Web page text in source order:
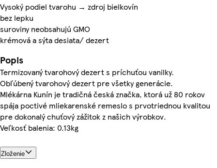
Vysoký podiel tvarohu → zdroj bielkovín
bez lepku
suroviny neobsahujú GMO
krémová a sýta desiata/ dezert
Popis
Termizovaný tvarohový dezert s príchuťou vanilky.
Obľúbený tvarohový dezert pre všetky generácie.
Mlékárna Kunín je tradičná česká značka, ktorá už 80 rokov
spája poctivé mliekarenské remeslo s prvotriednou kvalitou
pre dokonalý chuťový zážitok z našich výrobkov.
Veľkosť balenia: 0.13kg
Zloženie